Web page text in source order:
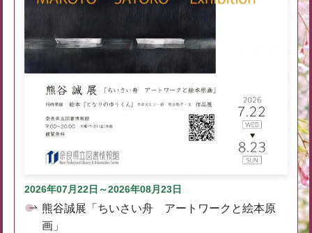
2026年07月22日～2026年08月23日
熊谷誠展「ちいさい舟 アートワークと絵本原
画」